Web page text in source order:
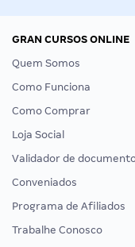
GRAN CURSOS ONLINE
Quem Somos
Como Funciona
Como Comprar
Loja Social
Validador de
Conveniados
Programa de Afiliados
Trabalhe Conosco